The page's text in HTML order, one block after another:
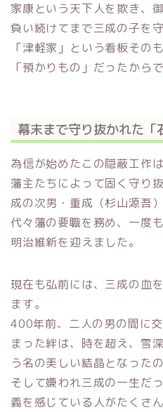
家康という天下人を欺き、
負い続けてまで三成の子を
「津軽家」という看板その
「預かりもの」だったからで
幕末まで守り抜かれた「
為信が始めたこの隠蔽工作
藩主たちによって固く守り
成の次男・重成（杉山源吾
代々藩の要職を務め、一度
明治維新を迎えました。
現在も弘前には、三成の血
ます。
400年前、二人の男の間に
まった絆は、時を超え、雪
う名の美しい結晶となったの
そして嫌われ三成の一生だ
義を感じている人がたくさ